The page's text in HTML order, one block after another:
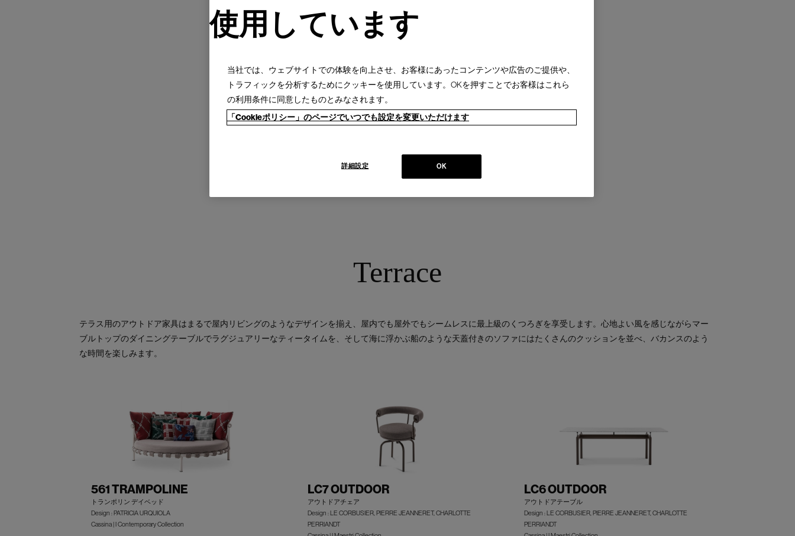
Terrace
テラス用のアウトドア家具はまるで屋内リビングのようなデザインを揃え、屋内でも屋外でもシームレスに最上級のくつろぎを享受します。心地よい風を感じながらマー
ブルトップのダイニングテーブルでラグジュアリーなティータイムを、そして海に浮かぶ船のような天蓋付きのソファにはたくさんのクッションを並べ、バカンスのよう
な時間を楽しみます。
561 TRAMPOLINE
トランポリン デイベッド
Design : PATRICIA URQUIOLA
Cassina | I Contemporary Collection
LC7 OUTDOOR
アウトドアチェア
Design : LE CORBUSIER, PIERRE JEANNERET, CHARLOTTE
PERRIANDT
LC6 OUTDOOR
アウトドアテーブル
Design : LE CORBUSIER, PIERRE JEANNERET, CHARLOTTE
PERRIANDT
使用しています
当社では、ウェブサイトでの体験を向上させ、お客様にあったコンテンツや広告のご提供や、
トラフィックを分析するためにクッキーを使用しています。OKを押すことでお客様はこれら
の利用条件に同意したものとみなされます。
「Cookieポリシー」のページでいつでも設定を変更いただけます
OK
詳細設定